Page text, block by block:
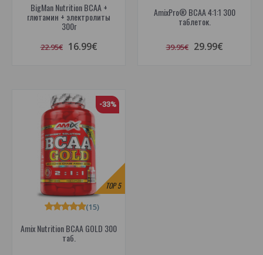
BigMan Nutrition BCAA +
глютамин + электролиты
300г
22.95€ 16.99€
AmixPro® BCAA 4:1:1 300
таблеток.
39.95€ 29.99€
TOP5
-33%
Amix Nutrition BCAA GOLD 300
таб.
(15)